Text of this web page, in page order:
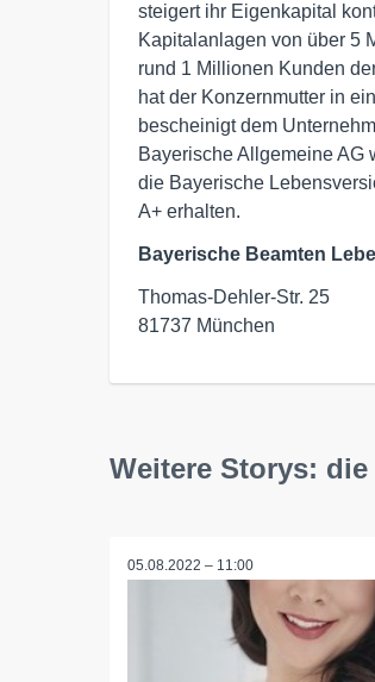
steigert ihr Eigenkapital
Kapitalanlagen von über 5
rund 1 Millionen Kunden
hat der Konzernmutter in
bescheinigt dem
Bayerische Allgemeine AG
die Bayerische
A+ erhalten.
Bayerische Beamten
Thomas-Dehler-Str. 25
81737 München
Weitere Storys:
05.08.2022 – 11:00